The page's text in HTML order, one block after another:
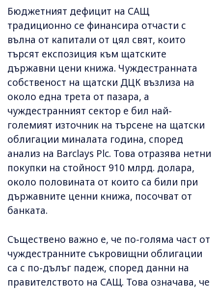
Бюджетният дефицит на САЩ
традиционно се финансира отчасти с
вълна от капитали от цял свят, които
търсят експозиция към щатските
държавни цени книжа. Чуждестранната
собственост на щатски ДЦК възлиза на
около една трета от пазара, а
чуждестранният сектор е бил най-
големият източник на търсене на щатски
облигации миналата година, според
анализ на Barclays Plc. Това отразява нетни
покупки на стойност 910 млрд. долара,
около половината от които са били при
държавните ценни книжа, посочват от
банката.
Съществено важно е, че по-голяма част от
чуждестранните съкровищни ​​облигации
са с по-дълъг падеж, според данни на
правителството на САЩ. Това означава, че